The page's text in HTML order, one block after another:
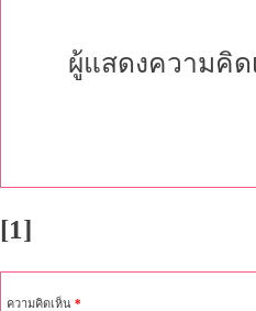
ผู้แสดงความคิด
[1]
ความคิดเห็น *